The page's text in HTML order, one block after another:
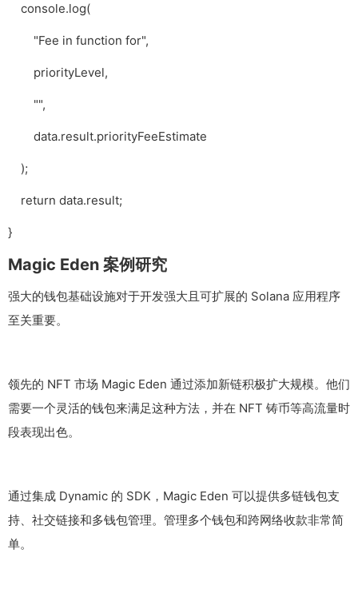
console.log(
"Fee in function for",
priorityLevel,
"",
data.result.priorityFeeEstimate
);
return data.result;
}
Magic Eden 案例研究
强大的钱包基础设施对于开发强大且可扩展的 Solana 应用程序
至关重要。
领先的 NFT 市场 Magic Eden 通过添加新链积极扩大规模。他们
需要一个灵活的钱包来满足这种方法，并在 NFT 铸币等高流量时
段表现出色。
通过集成 Dynamic 的 SDK，Magic Eden 可以提供多链钱包支
持、社交链接和多钱包管理。管理多个钱包和跨网络收款非常简
单。